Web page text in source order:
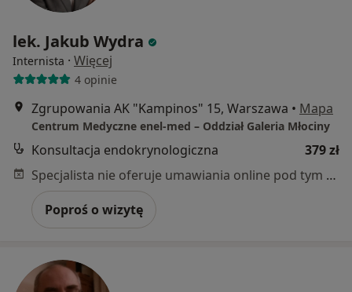
lek. Jakub Wydra
Internista · Więcej
4 opinie
Zgrupowania AK "Kampinos" 15, Warszawa • Mapa
Centrum Medyczne enel-med – Oddział Galeria Młociny
Konsultacja endokrynologiczna
379 zł
Specjalista nie oferuje umawiania online pod tym adresem.
Poproś o wizytę